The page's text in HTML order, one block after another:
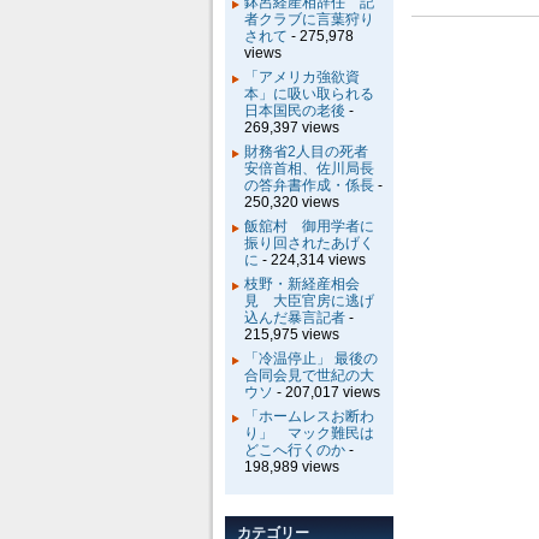
者クラブに言葉狩り
されて - 275,978
views
「アメリカ強欲資
本」に吸い取られる
日本国民の老後 -
269,397 views
財務省2人目の死者
安倍首相、佐川局長
の答弁書作成・係長 -
250,320 views
飯舘村 御用学者に
振り回されたあげく
に - 224,314 views
枝野・新経産相会
見 大臣官房に逃げ
込んだ暴言記者 -
215,975 views
「冷温停止」 最後の
合同会見で世紀の大
ウソ - 207,017 views
「ホームレスお断わ
り」 マック難民は
どこへ行くのか -
198,989 views
カテゴリー